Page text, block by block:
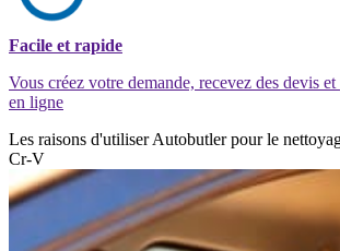
Facile et rapide
Vous créez votre demande, recevez des devis
en ligne
Les raisons d'utiliser Autobutler pour le
Cr-V